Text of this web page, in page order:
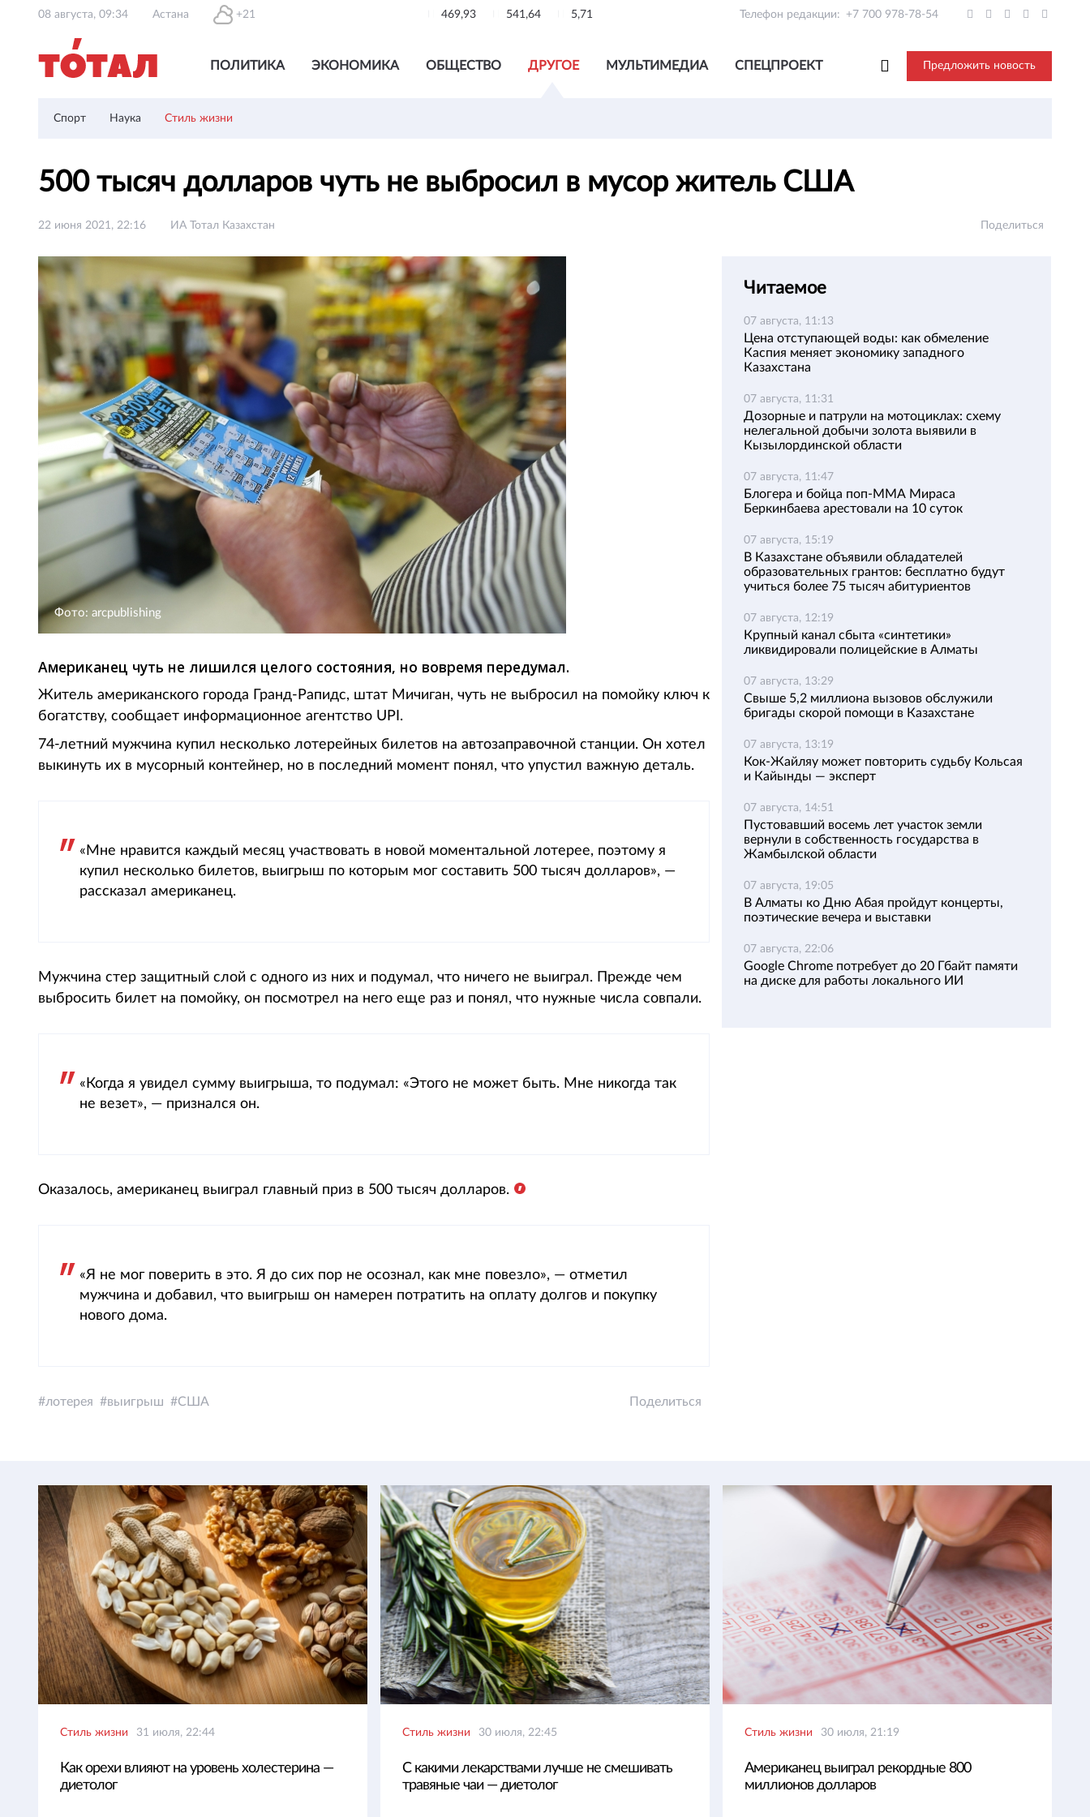
08 августа, 09:34 Астана +21 469,93 541,64 5,71 Телефон редакции: +7 700 978-78-54
ПОЛИТИКА ЭКОНОМИКА ОБЩЕСТВО ДРУГОЕ МУЛЬТИМЕДИА СПЕЦПРОЕКТ Предложить новость
Спорт Наука Стиль жизни
500 тысяч долларов чуть не выбросил в мусор житель США
22 июня 2021, 22:16 ИА Тотал Казахстан Поделиться
Фото: arcpublishing
Американец чуть не лишился целого состояния, но вовремя передумал.
Житель американского города Гранд-Рапидс, штат Мичиган, чуть не выбросил на помойку ключ к
богатству, сообщает информационное агентство UPI.
74-летний мужчина купил несколько лотерейных билетов на автозаправочной станции. Он хотел
выкинуть их в мусорный контейнер, но в последний момент понял, что упустил важную деталь.
«Мне нравится каждый месяц участвовать в новой моментальной лотерее, поэтому я
купил несколько билетов, выигрыш по которым мог составить 500 тысяч долларов», —
рассказал американец.
Мужчина стер защитный слой с одного из них и подумал, что ничего не выиграл. Прежде чем
выбросить билет на помойку, он посмотрел на него еще раз и понял, что нужные числа совпали.
«Когда я увидел сумму выигрыша, то подумал: «Этого не может быть. Мне никогда так
не везет», — признался он.
Оказалось, американец выиграл главный приз в 500 тысяч долларов.
«Я не мог поверить в это. Я до сих пор не осознал, как мне повезло», — отметил
мужчина и добавил, что выигрыш он намерен потратить на оплату долгов и покупку
нового дома.
лотерея выигрыш США Поделиться
Читаемое
07 августа, 11:13
Цена отступающей воды: как обмеление
Каспия меняет экономику западного
Казахстана
07 августа, 11:31
Дозорные и патрули на мотоциклах: схему
нелегальной добычи золота выявили в
Кызылординской области
07 августа, 11:47
Блогера и бойца поп-ММА Мираса
Беркинбаева арестовали на 10 суток
07 августа, 15:19
В Казахстане объявили обладателей
образовательных грантов: бесплатно будут
учиться более 75 тысяч абитуриентов
07 августа, 12:19
Крупный канал сбыта «синтетики»
ликвидировали полицейские в Алматы
07 августа, 13:29
Свыше 5,2 миллиона вызовов обслужили
бригады скорой помощи в Казахстане
07 августа, 13:19
Кок-Жайляу может повторить судьбу Кольсая
и Кайынды — эксперт
07 августа, 14:51
Пустовавший восемь лет участок земли
вернули в собственность государства в
Жамбылской области
07 августа, 19:05
В Алматы ко Дню Абая пройдут концерты,
поэтические вечера и выставки
07 августа, 22:06
Google Chrome потребует до 20 Гбайт памяти
на диске для работы локального ИИ
Стиль жизни 31 июля, 22:44
Как орехи влияют на уровень холестерина —
диетолог
Стиль жизни 30 июля, 22:45
С какими лекарствами лучше не смешивать
травяные чаи — диетолог
Стиль жизни 30 июля, 21:19
Американец выиграл рекордные 800
миллионов долларов